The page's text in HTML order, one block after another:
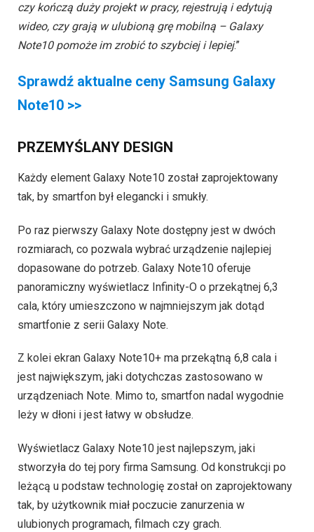
czy kończą duży projekt w pracy, rejestrują i edytują
wideo, czy grają w ulubioną grę mobilną – Galaxy
Note10 pomoże im zrobić to szybciej i lepiej.”
Sprawdź aktualne ceny Samsung Galaxy
Note10 >>
PRZEMYŚLANY DESIGN
Każdy element Galaxy Note10 został zaprojektowany
tak, by smartfon był elegancki i smukły.
Po raz pierwszy Galaxy Note dostępny jest w dwóch
rozmiarach, co pozwala wybrać urządzenie najlepiej
dopasowane do potrzeb. Galaxy Note10 oferuje
panoramiczny wyświetlacz Infinity-O o przekątnej 6,3
cala, który umieszczono w najmniejszym jak dotąd
smartfonie z serii Galaxy Note.
Z kolei ekran Galaxy Note10+ ma przekątną 6,8 cala i
jest największym, jaki dotychczas zastosowano w
urządzeniach Note. Mimo to, smartfon nadal wygodnie
leży w dłoni i jest łatwy w obsłudze.
Wyświetlacz Galaxy Note10 jest najlepszym, jaki
stworzyła do tej pory firma Samsung. Od konstrukcji po
leżącą u podstaw technologię został on zaprojektowany
tak, by użytkownik miał poczucie zanurzenia w
ulubionych programach, filmach czy grach.